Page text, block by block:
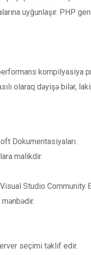
uyğunlaşır. PHP
kompilyasiya
olaraq dəyişə bilər,
Dokumentasiyaları.
malikdir.
Studio Community
seçimi təklif edir.